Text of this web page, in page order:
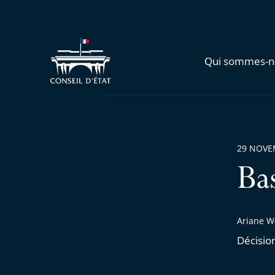
Qui sommes-
Ariane
29